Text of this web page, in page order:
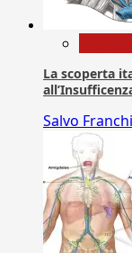
La scoperta
Salvo